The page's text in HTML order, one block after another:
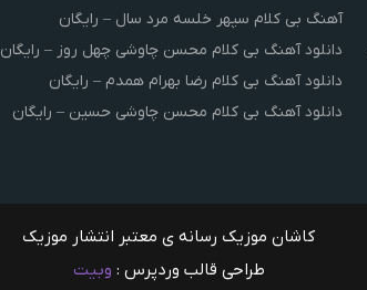
آهنگ بی کلام سپهر خلسه مرد سال – رایگان
دانلود آهنگ بی کلام محسن چاوشی چهل روز – رایگان
دانلود آهنگ بی کلام رضا بهرام همدم – رایگان
دانلود آهنگ بی کلام محسن چاوشی حسین – رایگان
کاشان موزیک رسانه ی معتبر انتشار موزیک
طراحی قالب وردپرس : وبیت